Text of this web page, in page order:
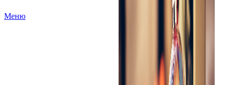
Меню